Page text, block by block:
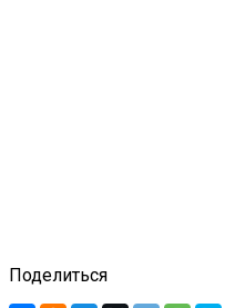
Поделиться